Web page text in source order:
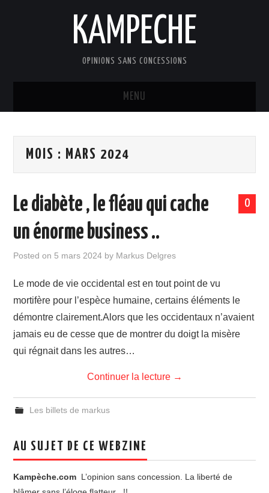
KAMPECHE
OPINIONS SANS CONCESSIONS
MENU
DOSSIERS
EDITOS
MOIS : MARS 2024
0
Le diabète , le fléau qui cache
un énorme business ..
Posted on 5 mars 2024 by Markus Delgres
Le mode de vie occidental est en tout point de vu
mortifère pour l’espèce humaine, certains éléments le
démontre clairement.Alors que les occidentaux n’avaient
jamais eu de cesse que de montrer du doigt la misère
qui régnait dans les autres…
Continuer la lecture →
Les billets de markus
AU SUJET DE CE WEBZINE
Kampèche.com L’opinion sans concession. La liberté de